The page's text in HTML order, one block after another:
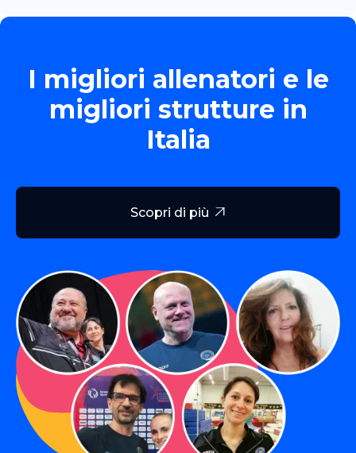
I migliori allenatori e le
migliori strutture in
Italia
Scopri di più 